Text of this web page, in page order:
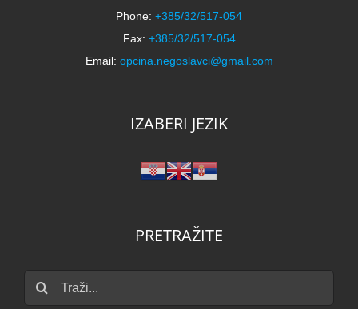
Phone: +385/32/517-054
Fax: +385/32/517-054
Email: opcina.negoslavci@gmail.com
IZABERI JEZIK
PRETRAŽITE
Traži...